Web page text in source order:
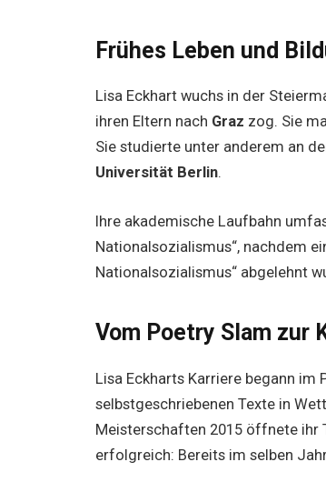
Frühes Leben und
Lisa Eckhart wuchs in der
ihren Eltern nach Graz zog. Sie
Sie studierte unter anderem an
Universität Berlin.
Ihre akademische Laufbahn
Nationalsozialismus“, nachdem
Nationalsozialismus“ abgelehnt
Vom Poetry Slam zur
Lisa Eckharts Karriere begann
selbstgeschriebenen Texte in
Meisterschaften 2015 öffnete ihr
erfolgreich: Bereits im selben